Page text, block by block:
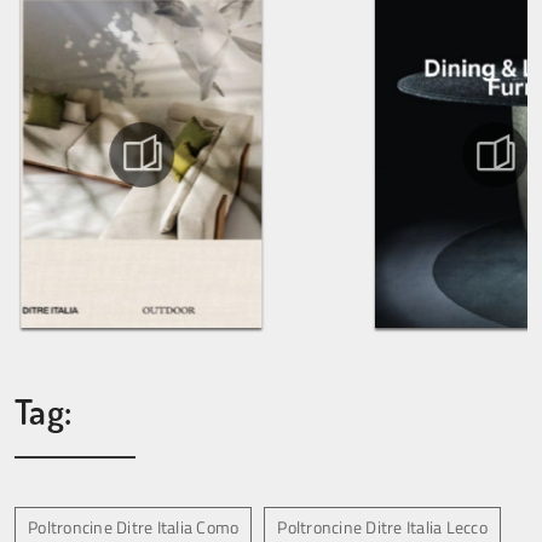
Tag:
Poltroncine Ditre Italia Como Poltroncine Ditre Italia Lecco